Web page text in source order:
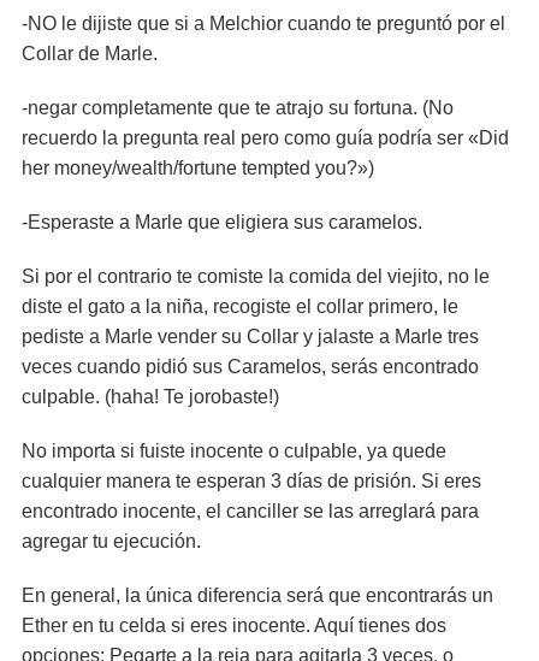
-NO le dijiste que si a Melchior cuando te preguntó por el
Collar de Marle.
-negar completamente que te atrajo su fortuna. (No
recuerdo la pregunta real pero como guía podría ser «Did
her money/wealth/fortune tempted you?»)
-Esperaste a Marle que eligiera sus caramelos.
Si por el contrario te comiste la comida del viejito, no le
diste el gato a la niña, recogiste el collar primero, le
pediste a Marle vender su Collar y jalaste a Marle tres
veces cuando pidió sus Caramelos, serás encontrado
culpable. (haha! Te jorobaste!)
No importa si fuiste inocente o culpable, ya quede
cualquier manera te esperan 3 días de prisión. Si eres
encontrado inocente, el canciller se las arreglará para
agregar tu ejecución.
En general, la única diferencia será que encontrarás un
Ether en tu celda si eres inocente. Aquí tienes dos
opciones: Pegarte a la reja para agitarla 3 veces, o